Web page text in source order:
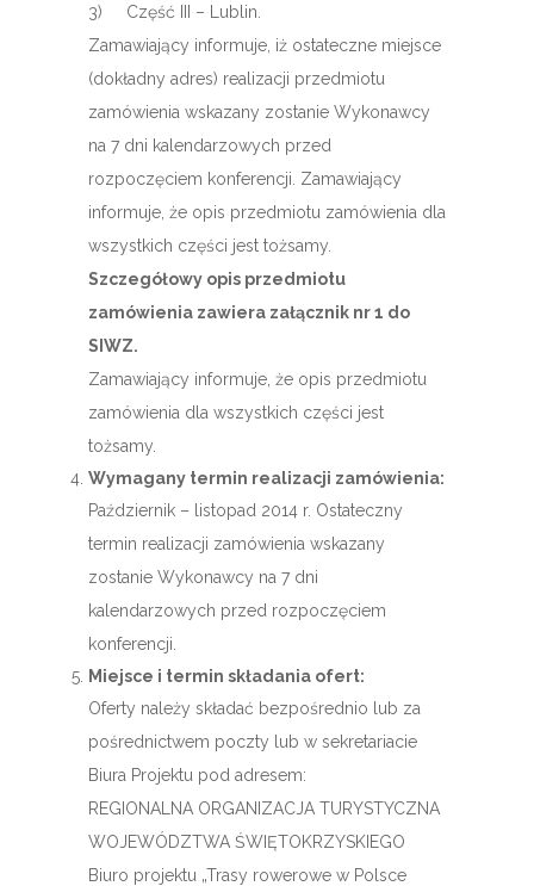
3) Część III – Lublin.
Zamawiający informuje, iż ostateczne miejsce
(dokładny adres) realizacji przedmiotu
zamówienia wskazany zostanie Wykonawcy
na 7 dni kalendarzowych przed
rozpoczęciem konferencji. Zamawiający
informuje, że opis przedmiotu zamówienia dla
wszystkich części jest tożsamy.
Szczegółowy opis przedmiotu
zamówienia zawiera załącznik nr 1 do
SIWZ.
Zamawiający informuje, że opis przedmiotu
zamówienia dla wszystkich części jest
tożsamy.
Wymagany termin realizacji zamówienia:
Październik – listopad 2014 r. Ostateczny
termin realizacji zamówienia wskazany
zostanie Wykonawcy na 7 dni
kalendarzowych przed rozpoczęciem
konferencji.
Miejsce i termin składania ofert:
Oferty należy składać bezpośrednio lub za
pośrednictwem poczty lub w sekretariacie
Biura Projektu pod adresem:
REGIONALNA ORGANIZACJA TURYSTYCZNA
WOJEWÓDZTWA ŚWIĘTOKRZYSKIEGO
Biuro projektu „Trasy rowerowe w Polsce